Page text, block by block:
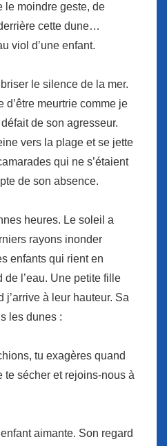
le moindre geste, de
cette dune…
viol d’une enfant.
le silence de la mer.
d’être meurtrie comme je
de son agresseur.
vers la plage et se jette
qui ne s’étaient
de son absence.
heures. Le soleil a
rayons inonder
enfants qui rient en
de l’eau. Une petite fille
j’arrive à leur hauteur. Sa
les dunes :
tu exagères quand
te sécher et rejoins-nous à
aimante. Son regard